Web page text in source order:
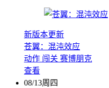
新版本更新
苍翼：混沌效应
动作 闯关 赛博朋克
查看
08/13周四